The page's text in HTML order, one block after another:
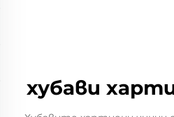
хубави